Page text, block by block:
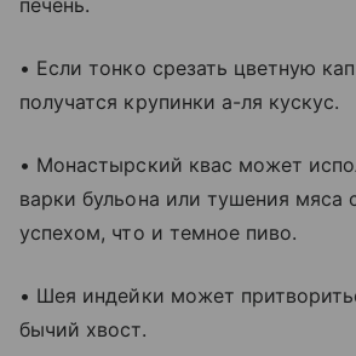
• Если тонко срезать цветную
получатся крупинки а-ля кускус.
• Монастырский квас может
варки бульона или тушения мяса
успехом, что и темное пиво.
• Шея индейки может
бычий хвост.